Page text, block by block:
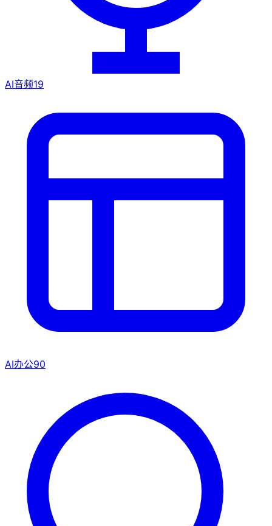
AI音频19
AI办公90